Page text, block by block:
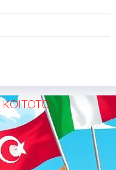
KOITOTO